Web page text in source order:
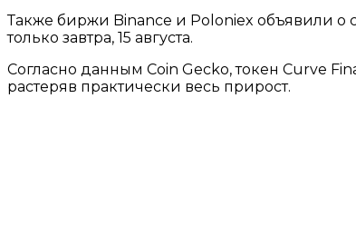
Также биржи Binance и Poloniex объявили о
только завтра, 15 августа.
Согласно данным Coin Gecko, токен Curve
растеряв практически весь прирост.